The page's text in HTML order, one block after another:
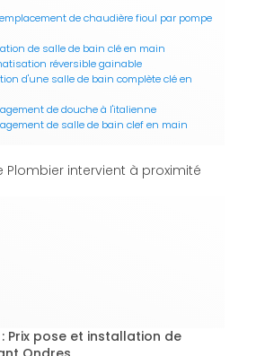
de chaudière fioul par pompe
de salle de bain clé en main
réversible gainable
d'une salle de bain complète clé en
de douche à l'italienne
de salle de bain clef en main
Plombier intervient à proximité
Prix pose et installation de